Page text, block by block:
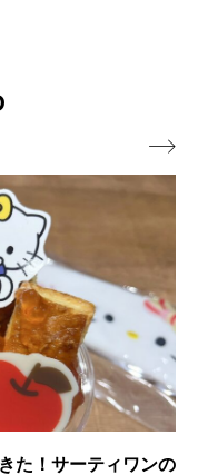
続々登場中！爽やか
